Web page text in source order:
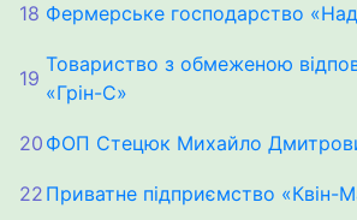
18 Фермерське господарство
19
Товариство з обмеженою
«Грін-С»
20 ФОП Стецюк Михайло
22 Приватне підприємство «Квін-